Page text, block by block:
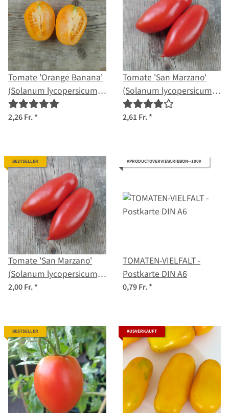
Tomate 'Orange Banana'
(Solanum lycopersicum)
Bio Saatgut
2,26 Fr.*
Tomate 'San Marzano'
(Solanum lycopersicum)
Bio Saatgut
2,61 Fr.*
BESTSELLER
Tomate 'San Marzano'
(Solanum lycopersicum)
Samen
2,00 Fr.*
#PRODUCTOVERVIEW.RIBBON--100#
TOMATEN-VIELFALT -
Postkarte DIN A6
0,79 Fr.*
BESTSELLER AUSVERKAUFT